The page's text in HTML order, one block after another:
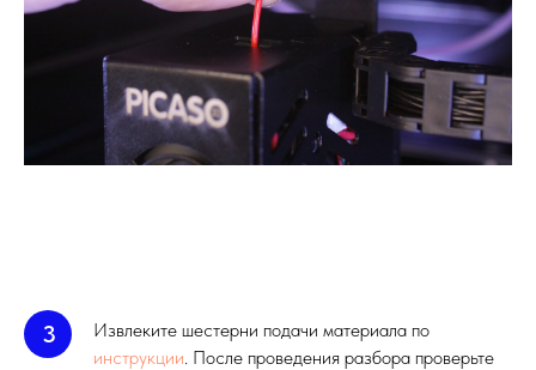
3
Извлеките шестерни подачи материала по
инструкции. После проведения разбора проверьте